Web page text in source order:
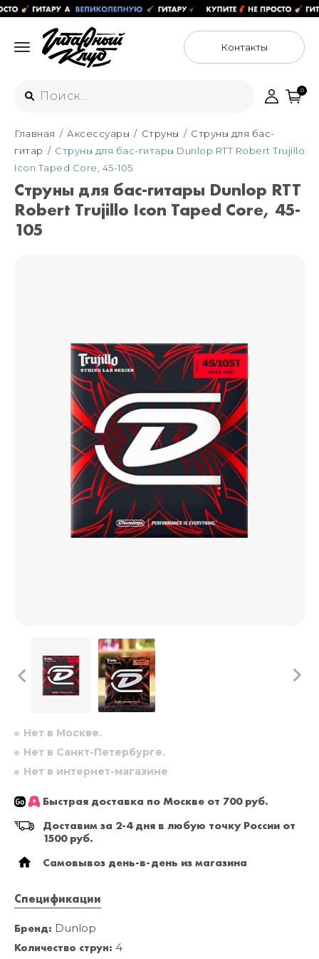
Контакты
Интернет-магазин
+7 (925) 125-54-44
Москва
+7 (925) 176-55-65
ул. Большая Новодмитровская 36с15,
Санкт-Петербург
0
Главная Аксессуары Струны
Струны для бас-
гитар
Струны для бас-гитары Dunlop RTT Robert Trujillo
Icon Taped Core, 45-105
Струны для бас-гитары Dunlop RTT
Robert Trujillo Icon Taped Core, 45-
105
Нет в Москве.
Нет в Санкт-Петербурге.
Нет в интернет-магазине
Быстрая доставка по Москве от 700 руб.
Доставим за 2-4 дня в любую точку России от
1500 руб.
Самовывоз день-в-день из магазина
Спецификации
Бренд: Dunlop
Количество струн: 4